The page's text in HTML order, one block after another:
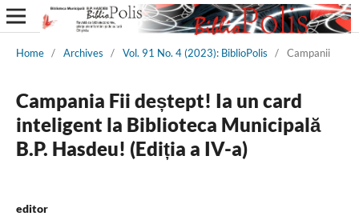
Home / Archives / Vol. 91 No. 4 (2023): BiblioPolis / Campanii
Campania Fii deștept! Ia un card
inteligent la Biblioteca Municipală
B.P. Hasdeu! (Ediția a IV-a)
editor